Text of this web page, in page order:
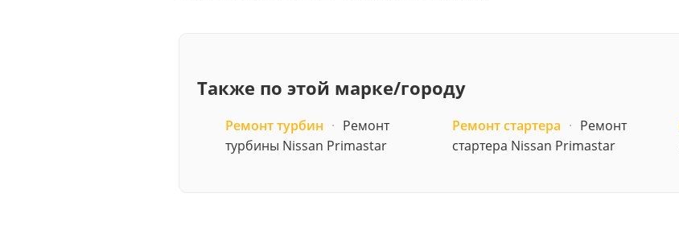
Также по этой марке/городу
Ремонт турбин · Ремонт
турбины Nissan Primastar
Ремонт стартера · Ремонт
стартера Nissan Primastar